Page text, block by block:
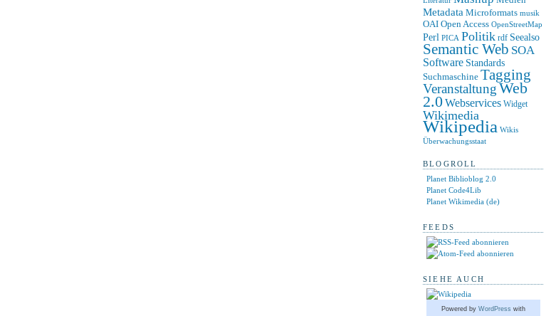
Metadata Microformats musik
OAI Open Access OpenStreetMap
Perl PICA Politik rdf Seealso
Semantic Web SOA
Software Standards
Suchmaschine Tagging
VeranstaltungWeb
2.0Webservices Widget
Wikimedia
Wikipedia Wikis
Überwachungsstaat
BLOGROLL
Planet Biblioblog 2.0
Planet Code4Lib
Planet Wikimedia (de)
FEEDS
SIEHE AUCH
Powered by WordPress with